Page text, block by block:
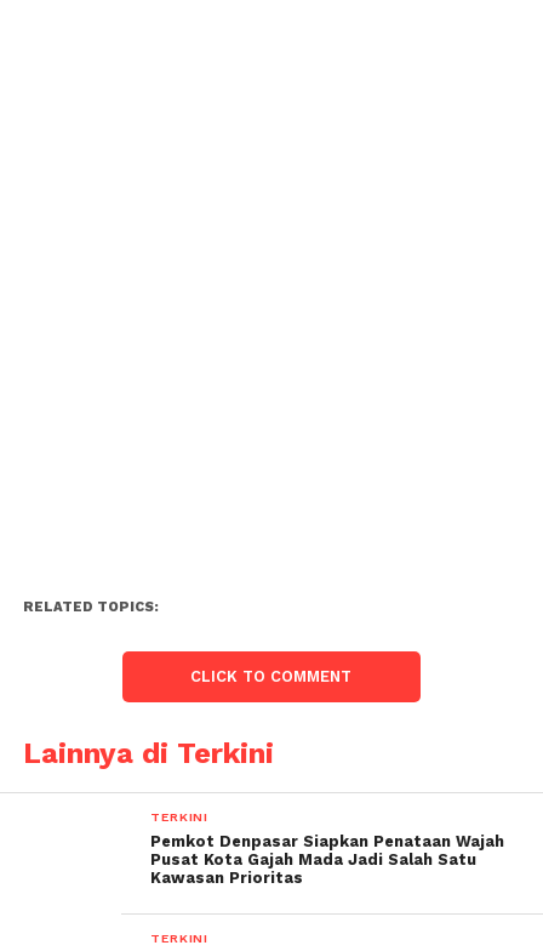
RELATED TOPICS:
CLICK TO COMMENT
Lainnya di Terkini
TERKINI
Pemkot Denpasar Siapkan Penataan Wajah
Pusat Kota Gajah Mada Jadi Salah Satu
Kawasan Prioritas
TERKINI